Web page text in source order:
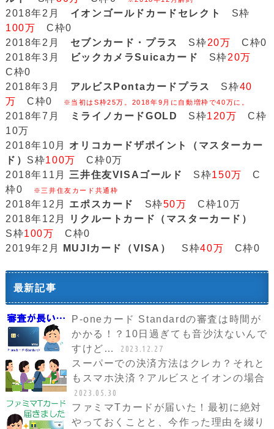
2018年2月 イオンゴールドカードセレクト
S枠
100万 C枠0
2018年2月 セブンカード・プラス S枠20万 C枠0
2018年3月
ビックカメラSuicaカード S枠20万
C枠0
2018年3月 アルビスPontaカードプラス S枠40
万 C枠0 ※当初はS枠25万。2018年9月に自動増枠で40万に。
2018年7月 ミライノカードGOLD S枠120万 C枠
10万
2018年10月 オリコカードザポイント（マスターカー
ド） S枠100万
C枠0万
2018年11月 三井住友VISAゴールド S枠150万
C
枠0
※三井住友カード共通枠
2018年12月 エポスカード S枠50万 C枠10万
2018年12月
リクルートカード（マスターカード）
S枠100万 C枠0
2019年2月
MUJIカード（VISA） S枠40万 C枠0
最新記事
P-oneカード Standardの審査は時間が
かかる！？10日過ぎても音沙汰ないんで
すけど…
2023.12.27
スーパーでの決済方法はクレカ？それと
もスマホ決済？アルビスとイオンの場合
2023.05.30
ファミマTカードが届いた！最初に絶対
やっておくことと、今作った理由を綴り